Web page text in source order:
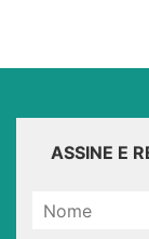
ASSINE E